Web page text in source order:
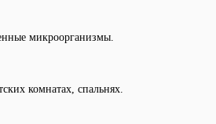
микроорганизмы.
комнатах, спальнях.